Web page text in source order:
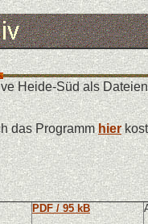
Heide-Süd als
das Programmhier
PDF / 95 kB